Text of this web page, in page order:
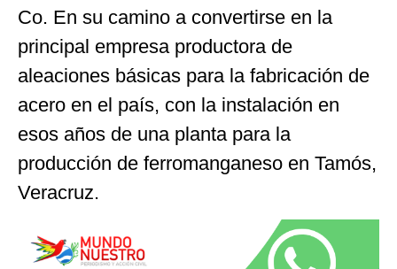
Co. En su camino a convertirse en la
principal empresa productora de
aleaciones básicas para la fabricación de
acero en el país, con la instalación en
esos años de una planta para la
producción de ferromanganeso en Tamós,
Veracruz.